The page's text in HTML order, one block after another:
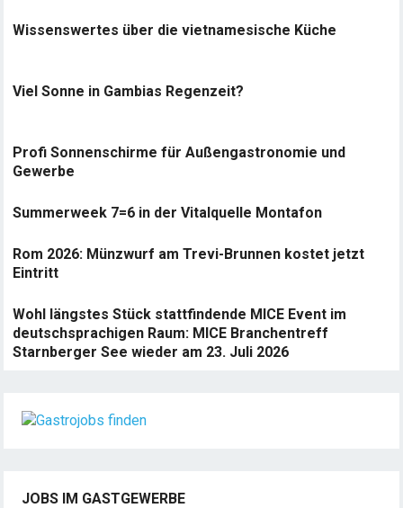
Wissenswertes über die vietnamesische Küche
Viel Sonne in Gambias Regenzeit?
Profi Sonnenschirme für Außengastronomie und
Gewerbe
Summerweek 7=6 in der Vitalquelle Montafon
Rom 2026: Münzwurf am Trevi-Brunnen kostet jetzt
Eintritt
Wohl längstes Stück stattfindende MICE Event im
deutschsprachigen Raum: MICE Branchentreff
Starnberger See wieder am 23. Juli 2026
JOBS IM GASTGEWERBE